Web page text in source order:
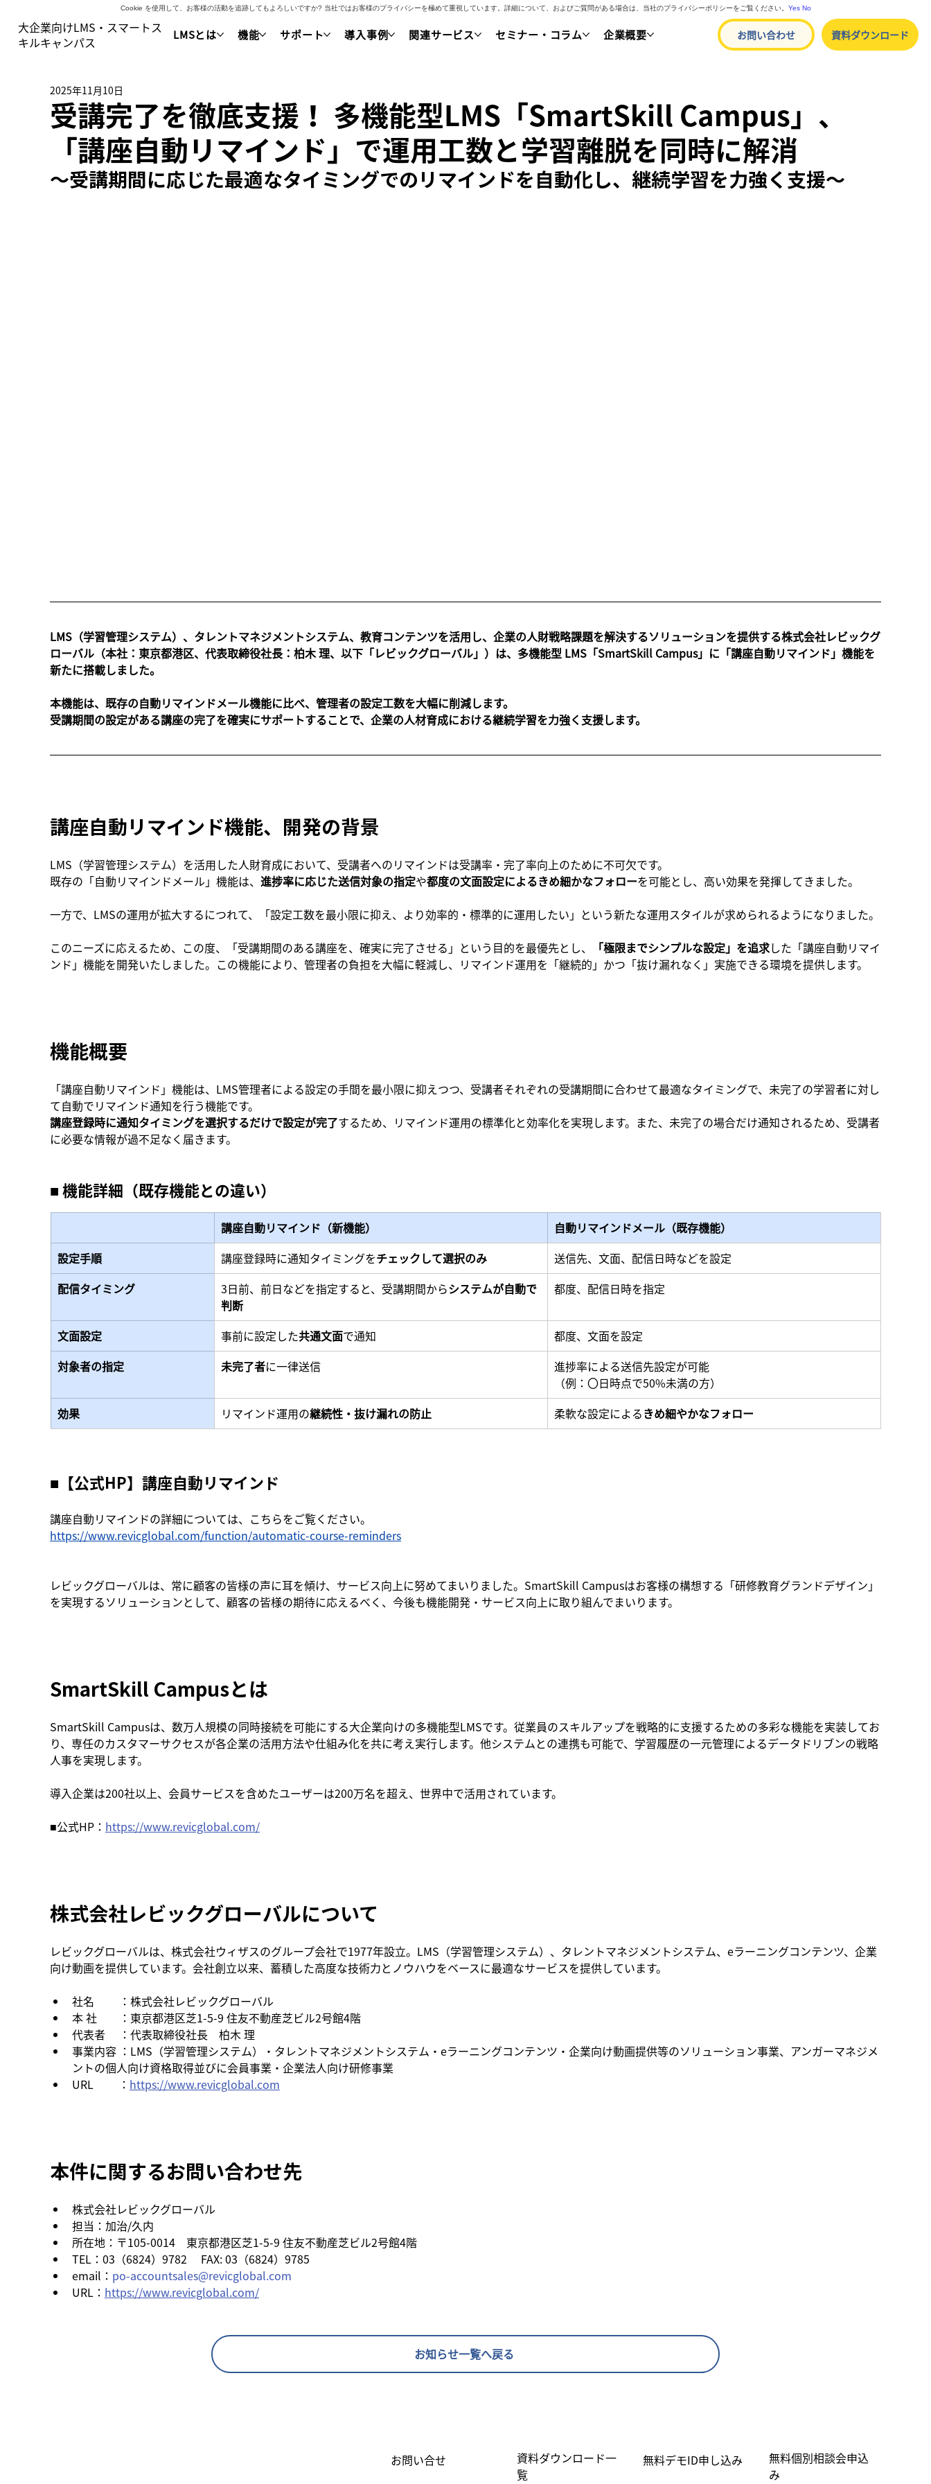
大企業向けLMS・スマートス
キルキャンパス
LMSとは 機能 サポート 導入事例 関連サービス セミナー・コラム 企業概要 お問い合わせ 資料ダウンロード
お知らせ一覧へ戻る
受講完了を徹底支援！ 多機能型LMS「SmartSkill Campus」、
「講座自動リマインド」で運用工数と学習離脱を同時に解消
2025年11月10日
～受講期間に応じた最適なタイミングでのリマインドを自動化し、継続学習を力強く支援～
LMS（学習管理システム）、タレントマネジメントシステム、教育コンテンツを活用し、企業の人財戦略課題を解決するソリューションを提供する株式会社レビックグ
ローバル（本社：東京都港区、代表取締役社長：柏木 理、以下「レビックグローバル」）は、多機能型 LMS「SmartSkill Campus」に「講座自動リマインド」機能を
新たに搭載しました。
本機能は、既存の自動リマインドメール機能に比べ、管理者の設定工数を大幅に削減します。
受講期間の設定がある講座の完了を確実にサポートすることで、企業の人材育成における継続学習を力強く支援します。
講座自動リマインド機能、開発の背景
LMS（学習管理システム）を活用した人財育成において、受講者へのリマインドは受講率・完了率向上のために不可欠です。
既存の「自動リマインドメール」機能は、 進捗率に応じた送信対象の指定や都度の文面設定によるきめ細かなフォローを可能とし、高い効果を発揮してきました。
一方で、LMSの運用が拡大するにつれて、「設定工数を最小限に抑え、より効率的・標準的に運用したい」という新たな運用スタイルが求められるようになりました。
このニーズに応えるため、この度、「受講期間のある講座を、確実に完了させる」という目的を最優先とし、
「極限までシンプルな設定」を追求した「講座自動リマイ
ンド」機能を開発いたしました。この機能により、管理者の負担を大幅に軽減し、リマインド運用を「継続的」かつ「抜け漏れなく」実施できる環境を提供します。
機能概要
「講座自動リマインド」機能は、LMS管理者による設定の手間を最小限に抑えつつ、受講者それぞれの受講期間に合わせて最適なタイミングで、未完了の学習者に対し
て自動でリマインド通知を行う機能です。
講座登録時に通知タイミングを選択するだけで設定が完了するため、リマインド運用の標準化と効率化を実現します。また、未完了の場合だけ通知されるため、受講者
に必要な情報が過不足なく届きます。
■ 機能詳細（既存機能との違い）
講座自動リマインド（新機能）
自動リマインドメール（既存機能）
設定手順
講座登録時に通知タイミングをチェックして選択のみ
送信先、文面、配信日時などを設定
配信タイミング
3日前、前日などを指定すると、受講期間からシステムが自動で
判断
都度、配信日時を指定
文面設定 事前に設定した共通文面で通知
都度、文面を設定
対象者の指定
未完了者に一律送信
進捗率による送信先設定が可能
（例：〇日時点で50%未満の方）
効果
リマインド運用の継続性・抜け漏れの防止 柔軟な設定によるきめ細やかなフォロー
■【公式HP】講座自動リマインド
講座自動リマインドの詳細については、こちらをご覧ください。
https://www.revicglobal.com/function/automatic-course-reminders
レビックグローバルは、常に顧客の皆様の声に耳を傾け、サービス向上に努めてまいりました。SmartSkill Campusはお客様の構想する「研修教育グランドデザイン」
を実現するソリューションとして、顧客の皆様の期待に応えるべく、今後も機能開発・サービス向上に取り組んでまいります。
SmartSkill Campusとは
SmartSkill Campusは、数万人規模の同時接続を可能にする大企業向けの多機能型LMSです。従業員のスキルアップを戦略的に支援するための多彩な機能を実装してお
り、専任のカスタマーサクセスが各企業の活用方法や仕組み化を共に考え実行します。他システムとの連携も可能で、学習履歴の一元管理によるデータドリブンの戦略
人事を実現します。
導入企業は200社以上、会員サービスを含めたユーザーは200万名を超え、世界中で活用されています。
■公式HP： https://www.revicglobal.com/
株式会社レビックグローバルについて
レビックグローバルは、株式会社ウィザスのグループ会社で1977年設立。LMS（学習管理システム）、タレントマネジメントシステム、eラーニングコンテンツ、企業
向け動画を提供しています。会社創立以来、蓄積した高度な技術力とノウハウをベースに最適なサービスを提供しています。
社名　 　：株式会社レビックグローバル
本 社　　：東京都港区芝1-5-9 住友不動産芝ビル2号館4階
代表者 　：代表取締役社長　柏木 理
事業内容 ：LMS（学習管理システム）・タレントマネジメントシステム・eラーニングコンテンツ・企業向け動画提供等のソリューション事業、アンガーマネジメ
ントの個人向け資格取得並びに会員事業・企業法人向け研修事業
URL　　 ： https://www.revicglobal.com
本件に関するお問い合わせ先
株式会社レビックグローバル
担当：加治/久内
所在地：〒105-0014　東京都港区芝1-5-9 住友不動産芝ビル2号館4階
TEL：03（6824）9782 　FAX: 03（6824）9785
email： po-accountsales@revicglobal.com
URL： https://www.revicglobal.com/
無料個別相談会申込
み
無料デモID申し込み
資料ダウンロード一
覧
お問い合せ
Cookie を使用して、お客様の活動を追跡してもよろしいですか? 当社ではお客様のプライバシーを極めて重視しています。詳細について、およびご質問がある場合は、当社のプライバシーポリシーをご覧ください。 Yes No